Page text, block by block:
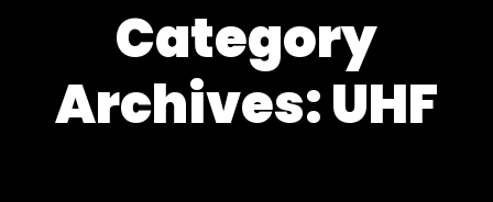
Category
Archives: UHF